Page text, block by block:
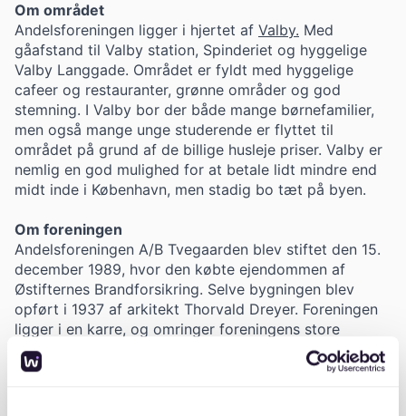
Om området
Andelsforeningen ligger i hjertet af Valby. Med
gåafstand til Valby station, Spinderiet og hyggelige
Valby Langgade. Området er fyldt med hyggelige
cafeer og restauranter, grønne områder og god
stemning. I Valby bor der både mange børnefamilier,
men også mange unge studerende er flyttet til
området på grund af de billige husleje priser. Valby er
nemlig en god mulighed for at betale lidt mindre end
midt inde i København, men stadig bo tæt på byen.
Om foreningen
Andelsforeningen A/B Tvegaarden blev stiftet den 15.
december 1989, hvor den købte ejendommen af
Østifternes Brandforsikring. Selve bygningen blev
opført i 1937 af arkitekt Thorvald Dreyer. Foreningen
ligger i en karre, og omringer foreningens store
grønne gård. Alle lejligheder undtagen
stuelejlighederne har altan, og lejlighederne findes i